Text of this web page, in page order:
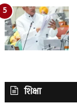
शिक्षा